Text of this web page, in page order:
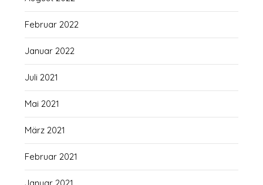
Februar 2022
Januar 2022
Juli 2021
Mai 2021
März 2021
Februar 2021